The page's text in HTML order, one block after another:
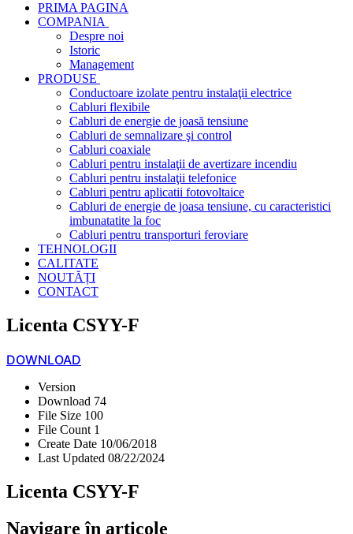
PRIMA PAGINA
COMPANIA
Despre noi
Istoric
Management
PRODUSE
Conductoare izolate pentru instalaţii electrice
Cabluri flexibile
Cabluri de energie de joasă tensiune
Cabluri de semnalizare şi control
Cabluri coaxiale
Cabluri pentru instalaţii de avertizare incendiu
Cabluri pentru instalaţii telefonice
Cabluri pentru aplicatii fotovoltaice
Cabluri de energie de joasa tensiune, cu caracteristici
imbunatatite la foc
Cabluri pentru transporturi feroviare
TEHNOLOGII
CALITATE
NOUTĂȚI
CONTACT
Licenta CSYY-F
DOWNLOAD
Version
Download 74
File Size 100
File Count 1
Create Date 10/06/2018
Last Updated 08/22/2024
Licenta CSYY-F
Navigare în articole